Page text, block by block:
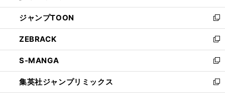
開
く
ウ
で
開
く
ン
ド
ウ
で
開
く
ウ
ィ
ン
ド
ウ
で
開
く
し
い
ウ
ィ
ン
ド
ウ
で
ジャンプTOON
新
し
い
ウ
ィ
ン
ド
ZEBRACK
新
し
い
ウ
ィ
S-MANGA
新
し
い
集英社ジャンプリミックス
新